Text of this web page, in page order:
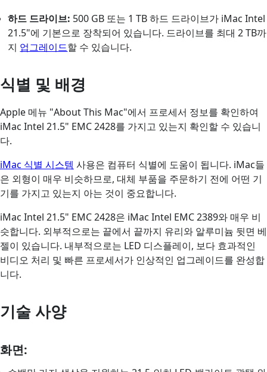
하드 드라이브: 500 GB 또는 1 TB 하드 드라이브가 iMac Intel
21.5"에 기본으로 장착되어 있습니다. 드라이브를 최대 2 TB까
지 업그레이드할 수 있습니다.
식별 및 배경
Apple 메뉴 "About This Mac"에서 프로세서 정보를 확인하여
iMac Intel 21.5" EMC 2428를 가지고 있는지 확인할 수 있습니
다.
iMac 식별 시스템 사용은 컴퓨터 식별에 도움이 됩니다. iMac들
은 외형이 매우 비슷하므로, 대체 부품을 주문하기 전에 어떤 기
기를 가지고 있는지 아는 것이 중요합니다.
iMac Intel 21.5" EMC 2428은 iMac Intel EMC 2389와 매우 비
슷합니다. 외부적으로는 끝에서 끝까지 유리와 알루미늄 뒷면 베
젤이 있습니다. 내부적으로는 LED 디스플레이, 보다 효과적인
비디오 처리 및 빠른 프로세서가 인상적인 업그레이드를 완성합
니다.
기술 사양
화면: